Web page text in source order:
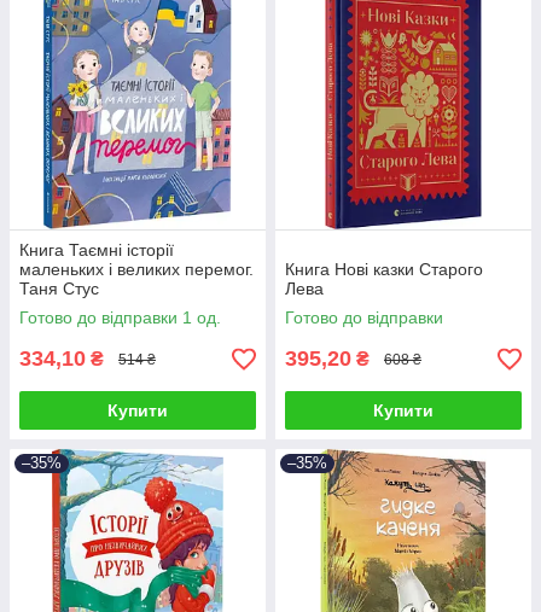
Книга Таємні історії
маленьких і великих перемог.
Таня Стус
Готово до відправки 1 од.
334,10 ₴ 514 ₴
Купити
Книга Нові казки Старого
Лева
Готово до відправки
395,20 ₴ 608 ₴
Купити
–35% –35%